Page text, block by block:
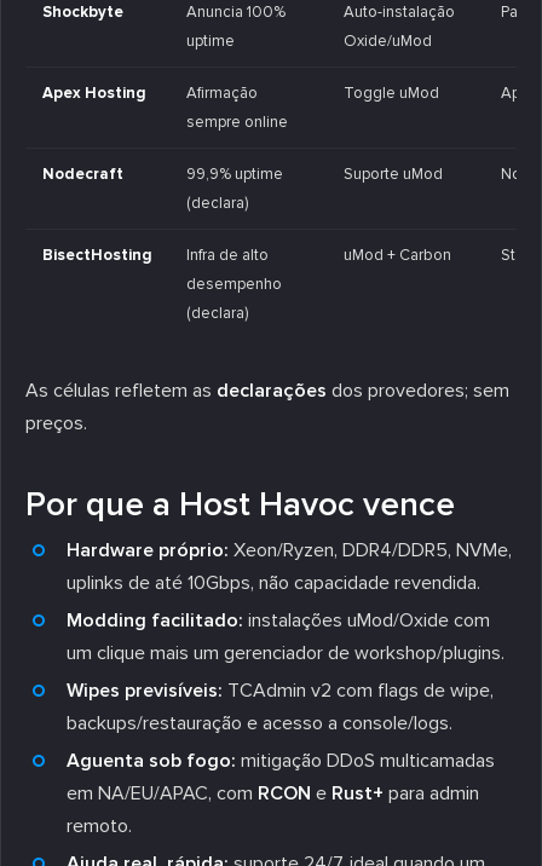
Shockbyte
Anuncia 100%
uptime
Auto-instalação
Oxide/uMod
Apex Hosting
Afirmação
sempre online
Toggle uMod Apex
Nodecraft
99,9% uptime
(declara)
Suporte uMod
BisectHosting
Infra de alto
desempenho
(declara)
uMod + Carbon
As células refletem as declarações dos provedores; sem
preços.
Por que a Host Havoc vence
Hardware próprio: Xeon/Ryzen, DDR4/DDR5, NVMe,
uplinks de até 10Gbps, não capacidade revendida.
Modding facilitado: instalações uMod/Oxide com
um clique mais um gerenciador de workshop/plugins.
Wipes previsíveis: TCAdmin v2 com flags de wipe,
backups/restauração e acesso a console/logs.
Aguenta sob fogo: mitigação DDoS multicamadas
em NA/EU/APAC, com RCON e Rust+ para admin
remoto.